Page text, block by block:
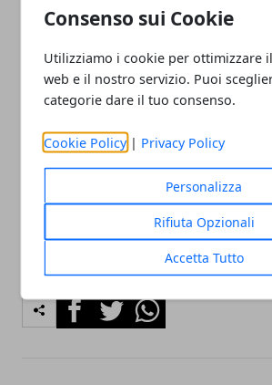
Consenso sui Cookie
Utilizziamo i cookie per ottimizzare
web e il nostro servizio. Puoi
categorie dare il tuo consenso.
Cookie Policy | Privacy Policy
Personalizza
Rifiuta Opzionali
Accetta Tutto
È importante inoltre notare che un
anche per sua natura più sano e
verso le patologie che possono
dall’obesità.Piccoli sforzi quotidiani
portare quindi a risultati eccezionali
periodo, motivando ad andare
decisi nel percorso intrapreso.
Facebook
TwitterWhatsapp